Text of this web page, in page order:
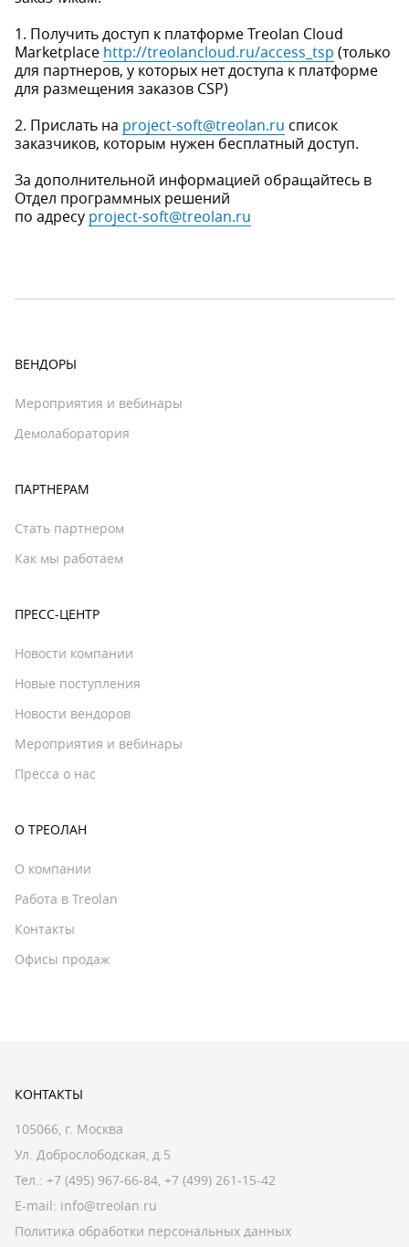
1. Получить доступ к платформе Treolan Cloud
Marketplace http://treolancloud.ru/access_tsp (только
для партнеров, у которых нет доступа к платформе
для размещения заказов CSP)
2. Прислать на project-soft@treolan.ru список
заказчиков, которым нужен бесплатный доступ.
За дополнительной информацией обращайтесь в
Отдел программных решений
по адресу project-soft@treolan.ru
ВЕНДОРЫ
Мероприятия и вебинары
Демолаборатория
ПАРТНЕРАМ
Стать партнером
Как мы работаем
ПРЕСС-ЦЕНТР
Новости компании
Новые поступления
Новости вендоров
Мероприятия и вебинары
Пресса о нас
О ТРЕОЛАН
О компании
Работа в Treolan
Контакты
Офисы продаж
КОНТАКТЫ
105066, г. Москва
Ул. Доброслободская, д.5
Тел.: +7 (495) 967-66-84, +7 (499) 261-15-42
E-mail: info@treolan.ru
Политика обработки персональных данных